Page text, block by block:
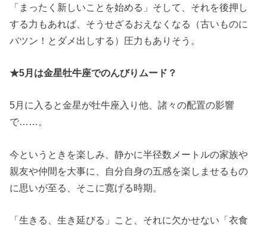
「まったく新しいことを始める」そして、それを後押し
する力もあれば、そうせざるおえなくなる（古いものに
バツン！とダメ出しする）圧力もありそう。
★5月は金星牡牛座でのんびりムード？
5月に入ると金星が牡牛座入り他、諸々の配置の影響
で……。
今というときを楽しみ、静かに半径数メートルの家族や
親友や仲間を大事に、自分自身の五感を楽しませるもの
に思いが至る、そこに寛げる時期。
「生きる、生き延びる」こと、それに欠かせない「衣食